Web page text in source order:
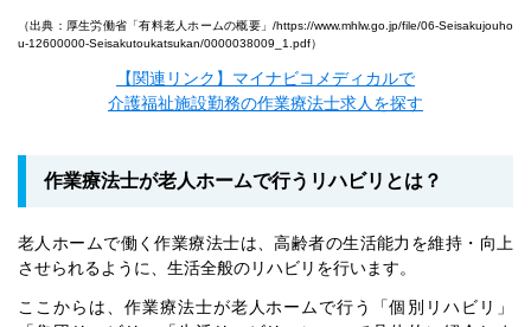
（出典：厚生労働省「有料老人ホームの概要」/https://www.mhlw.go.jp/file/06-Seisakujouho
u-12600000-Seisakutoukatsukan/0000038009_1.pdf）
【関連リンク】マイナビコメディカルで
介護福祉施設勤務の作業療法士求人を探す
作業療法士が老人ホームで行うリハビリとは？
老人ホームで働く作業療法士は、高齢者の生活能力を維持・向上
させられるように、生活全般のリハビリを行います。
ここからは、作業療法士が老人ホームで行う「個別リハビリ」